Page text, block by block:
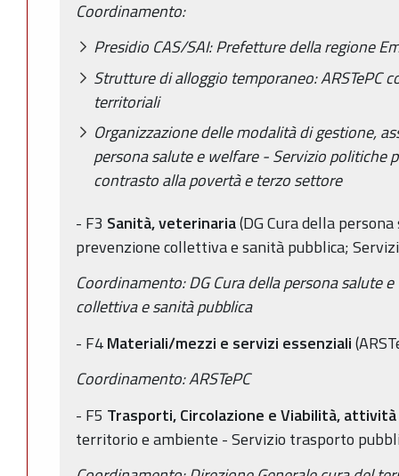
Coordinamento:
Presidio CAS/SAI: Prefetture della regione
Strutture di alloggio temporaneo: ARSTePC
territoriali
Organizzazione delle modalità di gestione,
persona salute e welfare - Servizio politiche
contrasto alla povertà e terzo settore
- F3 Sanità, veterinaria(DG Cura della
prevenzione collettiva e sanità pubblica;
Coordinamento: DG Cura della persona salute
collettiva e sanità pubblica
- F4Materiali/mezzi e servizi essenziali
Coordinamento: ARSTePC
- F5 Trasporti, Circolazione e Viabilità,
territorio e ambiente - Servizio trasporto